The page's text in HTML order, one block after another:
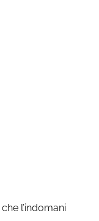
che l’indomani